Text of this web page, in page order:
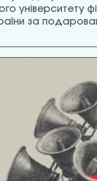
університету
за